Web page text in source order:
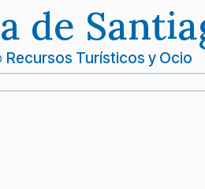
de
Recursos Turísticos y Ocio